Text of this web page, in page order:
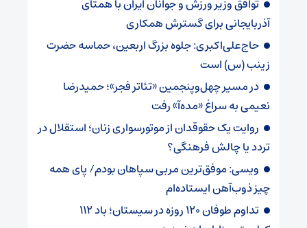
توافق وزیر ورزش و جوانان ایران با همتای
آذربایجانی برای گسترش همکاری
حاج‌علی‌اکبری: جلوه بزرگ اربعین، حماسه حضرت
زینب (س) است
در مسیر چهل‌وپنجمین «تئاتر فجر»؛ حمیدرضا
نعیمی به سراغ «مده‌آ» رفت
روایت یک حقوقدان از موتورسواری زنان؛ استقلال در
تردد یا چالش فرهنگی؟
ویسی: موفق‌ترین مربی سپاهان بودم/ پای همه
چیز ذوب‌آهن ایستاده‌ام
تداوم طوفان 120 روزه در سیستان؛ باد 112